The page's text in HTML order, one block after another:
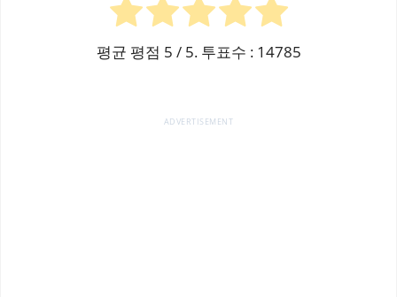
평균 평점 5 / 5. 투표수 : 14785
ADVERTISEMENT